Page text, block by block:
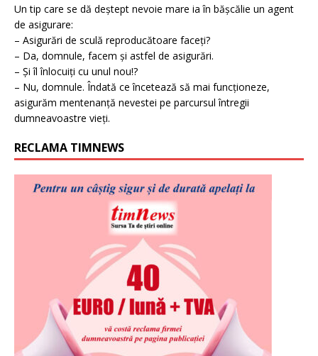
Un tip care se dă deștept nevoie mare ia în bășcălie un agent
de asigurare:
– Asigurări de sculă reproducătoare faceți?
– Da, domnule, facem și astfel de asigurări.
– Și îl înlocuiți cu unul nou!?
– Nu, domnule. Îndată ce încetează să mai funcționeze,
asigurăm mentenanță nevestei pe parcursul întregii
dumneavoastre vieți.
RECLAMA TIMNEWS